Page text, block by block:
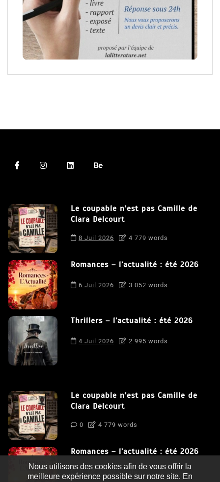
Le coupable n’est pas Camille de
Clara Delcourt
8 Juil 2026 4 779 words
Romances – l’actualité : été 2026
6 Juil 2026 3 052 words
Thrillers – l’actualité : été 2026
4 Juil 2026 2 995 words
Le coupable n’est pas Camille de
Clara Delcourt
0 4 779 words
Romances – l’actualité : été 2026
0 3 052 words
Nous utilisons des cookies afin de vous offrir la
meilleure expérience possible sur notre site. En